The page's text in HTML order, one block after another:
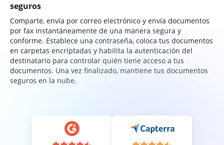
seguros
Comparte, envía por correo electrónico y envía documentos
por fax instantáneamente de una manera segura y
conforme. Establece una contraseña, coloca tus documentos
en carpetas encriptadas y habilita la autenticación del
destinatario para controlar quién tiene acceso a tus
documentos. Una vez finalizado, mantiene tus documentos
seguros en la nube.